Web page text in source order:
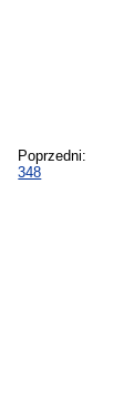
Poprzedni:
348